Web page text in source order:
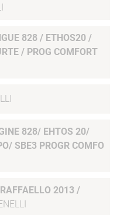
828 / ETHOS20 /
/ PROG COMFORT
828/ EHTOS 20/
SBE3 PROGR COMFO
2013 /